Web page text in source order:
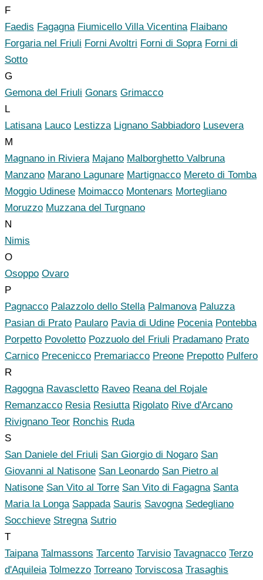
F
Faedis Fagagna Fiumicello Villa Vicentina Flaibano
Forgaria nel Friuli Forni Avoltri Forni di Sopra Forni di
Sotto
G
Gemona del Friuli Gonars Grimacco
L
Latisana Lauco Lestizza Lignano Sabbiadoro Lusevera
M
Magnano in Riviera Majano Malborghetto Valbruna
Manzano Marano Lagunare Martignacco Mereto di Tomba
Moggio Udinese Moimacco Montenars Mortegliano
Moruzzo Muzzana del Turgnano
N
Nimis
O
Osoppo Ovaro
P
Pagnacco Palazzolo dello Stella Palmanova Paluzza
Pasian di Prato Paularo Pavia di Udine Pocenia Pontebba
Porpetto Povoletto Pozzuolo del Friuli Pradamano Prato
Carnico Precenicco Premariacco Preone Prepotto Pulfero
R
Ragogna Ravascletto Raveo Reana del Rojale
Remanzacco Resia Resiutta Rigolato Rive d'Arcano
Rivignano Teor Ronchis Ruda
S
San Daniele del Friuli San Giorgio di Nogaro San
Giovanni al Natisone San Leonardo San Pietro al
Natisone San Vito al Torre San Vito di Fagagna Santa
Maria la Longa Sappada Sauris Savogna Sedegliano
Socchieve Stregna Sutrio
T
Taipana Talmassons Tarcento Tarvisio Tavagnacco Terzo
d'Aquileia Tolmezzo Torreano Torviscosa Trasaghis